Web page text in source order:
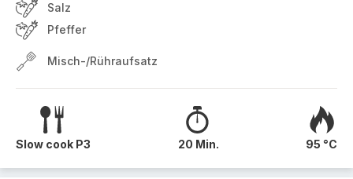
Salz
Pfeffer
Misch-/Rühraufsatz
Slow cook P3 20 Min. 95 °C